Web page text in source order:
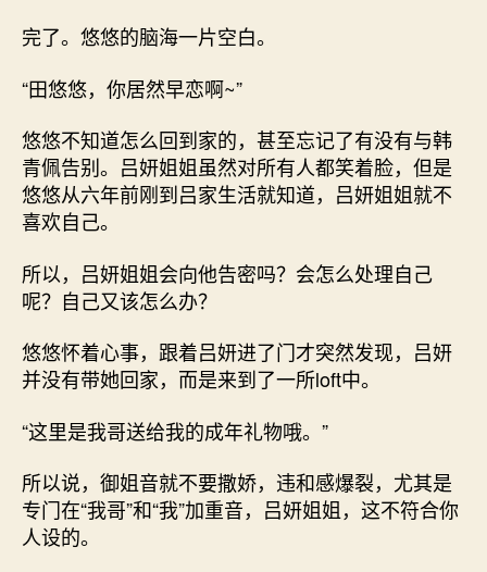
完了。悠悠的脑海一片空白。
“田悠悠，你居然早恋啊~”
悠悠不知道怎么回到家的，甚至忘记了有没有与韩
青佩告别。吕妍姐姐虽然对所有人都笑着脸，但是
悠悠从六年前刚到吕家生活就知道，吕妍姐姐就不
喜欢自己。
所以，吕妍姐姐会向他告密吗？会怎么处理自己
呢？自己又该怎么办？
悠悠怀着心事，跟着吕妍进了门才突然发现，吕妍
并没有带她回家，而是来到了一所loft中。
“这里是我哥送给我的成年礼物哦。”
所以说，御姐音就不要撒娇，违和感爆裂，尤其是
专门在“我哥”和“我”加重音，吕妍姐姐，这不符合你
人设的。